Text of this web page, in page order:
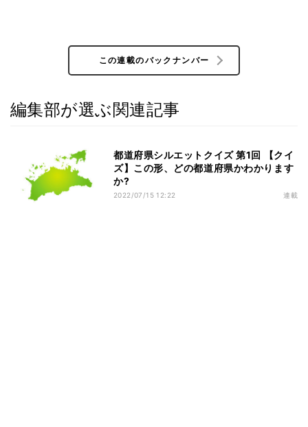
この連載のバックナンバー
編集部が選ぶ関連記事
都道府県シルエットクイズ 第1回 【クイ
ズ】この形、どの都道府県かわかります
か?
2022/07/15 12:22 連載